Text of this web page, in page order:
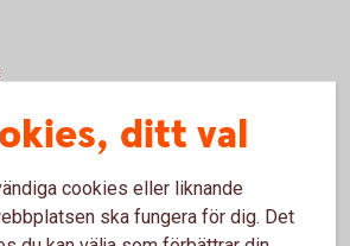
ditt val
cookies eller liknande
ska fungera för dig. Det